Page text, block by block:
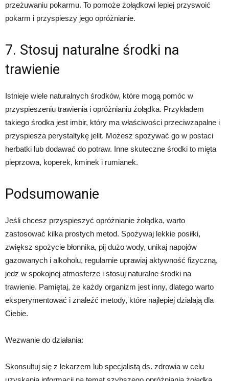
przeżuwaniu pokarmu. To pomoże żołądkowi lepiej przyswoić
pokarm i przyspieszy jego opróżnianie.
7. Stosuj naturalne środki na
trawienie
Istnieje wiele naturalnych środków, które mogą pomóc w
przyspieszeniu trawienia i opróżnianiu żołądka. Przykładem
takiego środka jest imbir, który ma właściwości przeciwzapalne i
przyspiesza perystaltykę jelit. Możesz spożywać go w postaci
herbatki lub dodawać do potraw. Inne skuteczne środki to mięta
pieprzowa, koperek, kminek i rumianek.
Podsumowanie
Jeśli chcesz przyspieszyć opróżnianie żołądka, warto
zastosować kilka prostych metod. Spożywaj lekkie posiłki,
zwiększ spożycie błonnika, pij dużo wody, unikaj napojów
gazowanych i alkoholu, regularnie uprawiaj aktywność fizyczną,
jedz w spokojnej atmosferze i stosuj naturalne środki na
trawienie. Pamiętaj, że każdy organizm jest inny, dlatego warto
eksperymentować i znaleźć metody, które najlepiej działają dla
Ciebie.
Wezwanie do działania:
Skonsultuj się z lekarzem lub specjalistą ds. zdrowia w celu